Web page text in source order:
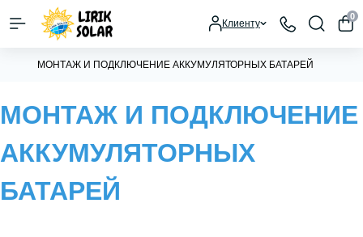
Клиенту
0
МОНТАЖ И ПОДКЛЮЧЕНИЕ АККУМУЛЯТОРНЫХ БАТАРЕЙ
МОНТАЖ И ПОДКЛЮЧЕНИЕ
АККУМУЛЯТОРНЫХ
БАТАРЕЙ